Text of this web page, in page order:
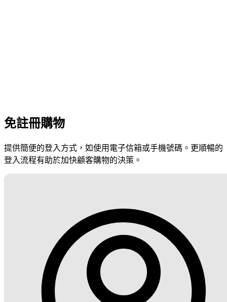
免註冊購物
提供簡便的登入方式，如使用電子信箱或手機號碼。更順暢的
登入流程有助於加快顧客購物的決策。